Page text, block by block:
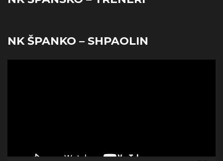
NK ŠPANKO – SHPAOLIN